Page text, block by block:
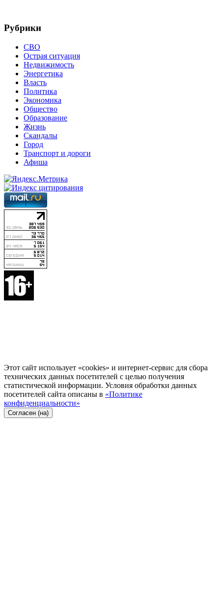
Рубрики
СВО
Острая ситуация
Недвижимость
Энергетика
Власть
Политика
Экономика
Общество
Образование
Жизнь
Скандалы
Город
Транспорт и дороги
Афиша
Этот сайт использует «cookies» и интернет-сервис для сбора
технических данных посетителей с целью получения
статистической информации. Условия обработки данных
посетителей сайта описаны в «Политике
конфиденциальности»
Согласен (на)